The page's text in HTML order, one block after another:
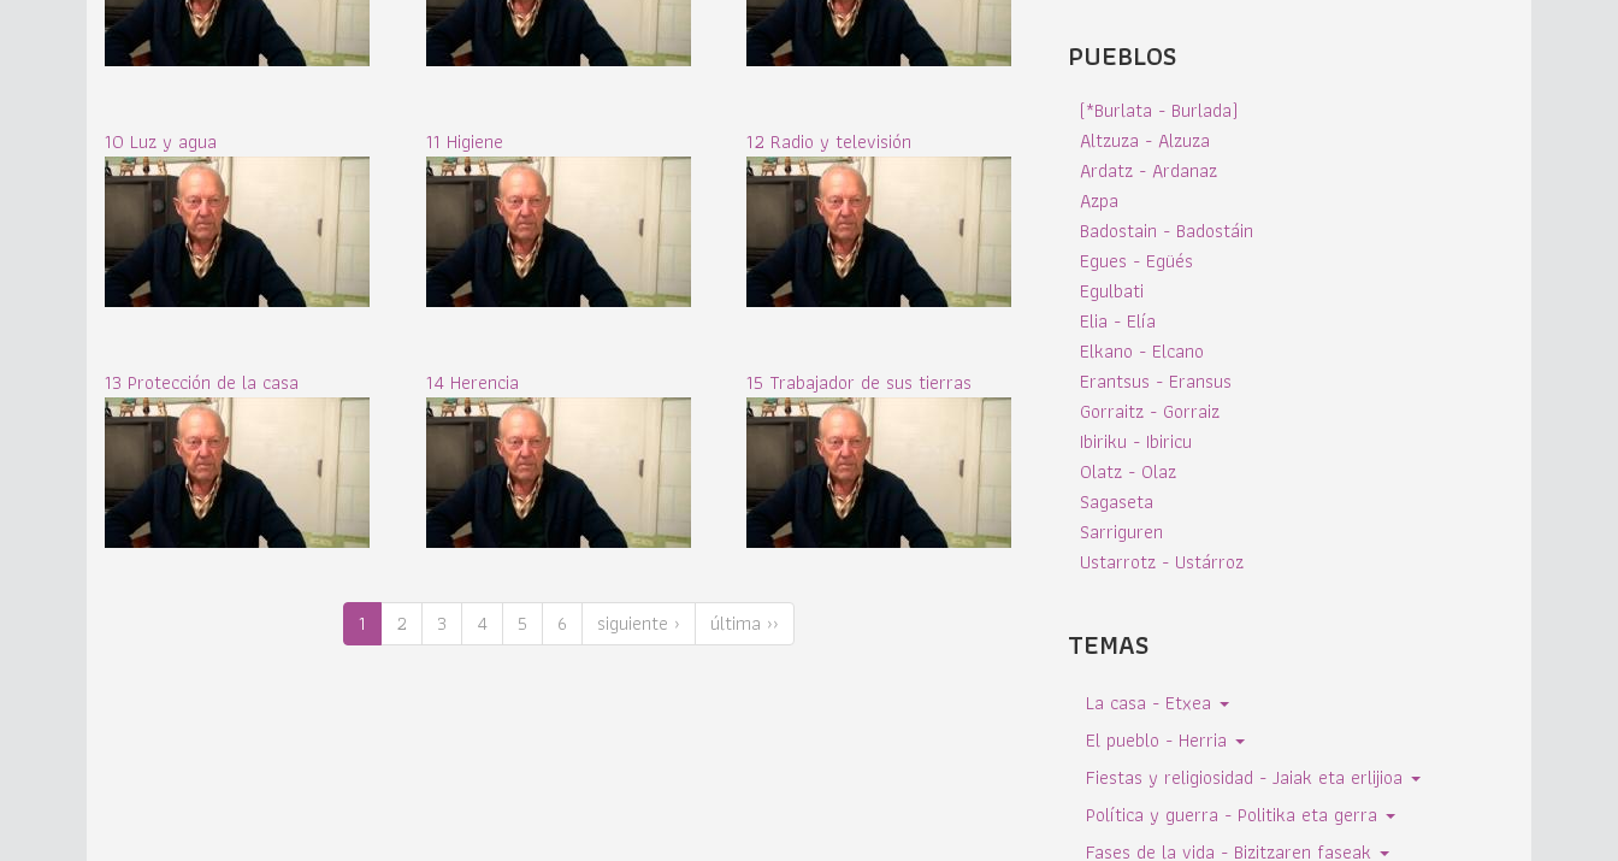
10 Luz y agua 11 Higiene 12 Radio y televisión
13 Protección de la casa 14 Herencia 15 Trabajador de sus tierras
1 2 3 4 5 6 siguiente › última ››
PUEBLOS
(*Burlata - Burlada)
Altzuza - Alzuza
Ardatz - Ardanaz
Azpa
Badostain - Badostáin
Egues - Egüés
Egulbati
Elia - Elía
Elkano - Elcano
Erantsus - Eransus
Gorraitz - Gorraiz
Ibiriku - Ibiricu
Olatz - Olaz
Sagaseta
Sarriguren
Ustarrotz - Ustárroz
TEMAS
La casa - Etxea
El pueblo - Herria
Fiestas y religiosidad - Jaiak eta erlijioa
Política y guerra - Politika eta gerra
Fases de la vida - Bizitzaren faseak